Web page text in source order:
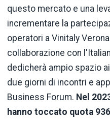
questo mercato e una
incrementare la
operatori a Vinitaly
collaborazione con
dedicherà ampio spazio
due giorni di incontri e
Business Forum. Nel
hanno toccato quota